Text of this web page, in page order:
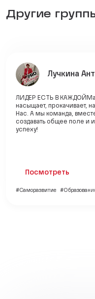
Другие
Лучкина
ЛИДЕР ЕСТЬ В
насыщает, прокачивает,
Нас. А мы команда,
создавать общее поле и
успеху!
Посмотреть
#Саморазвитие